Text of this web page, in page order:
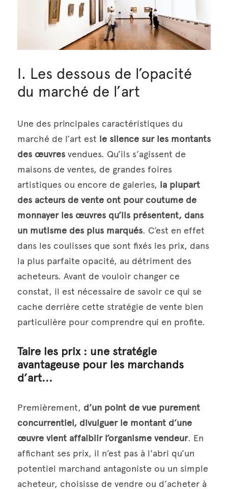
I. Les dessous de l’opacité
du marché de l’art
Une des principales caractéristiques du
marché de l’art est le silence sur les montants
des œuvres vendues. Qu’ils s’agissent de
maisons de ventes, de grandes foires
artistiques ou encore de galeries, la plupart
des acteurs de vente ont pour coutume de
monnayer les œuvres qu’ils présentent, dans
un mutisme des plus marqués. C’est en effet
dans les coulisses que sont fixés les prix, dans
la plus parfaite opacité, au détriment des
acheteurs. Avant de vouloir changer ce
constat, il est nécessaire de savoir ce qui se
cache derrière cette stratégie de vente bien
particulière pour comprendre qui en profite.
Taire les prix : une stratégie
avantageuse pour les marchands
d’art...
Premièrement, d’un point de vue purement
concurrentiel, divulguer le montant d’une
œuvre vient affaiblir l’organisme vendeur. En
affichant ses prix, il n’est pas à l'abri qu’un
potentiel marchand antagoniste ou un simple
acheteur, choisisse de vendre ou d’acheter à